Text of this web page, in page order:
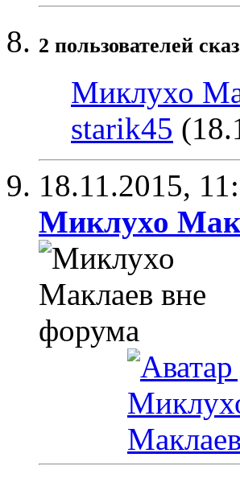
2 пользователей
Миклухо
starik45
18.11.2015,
Миклухо